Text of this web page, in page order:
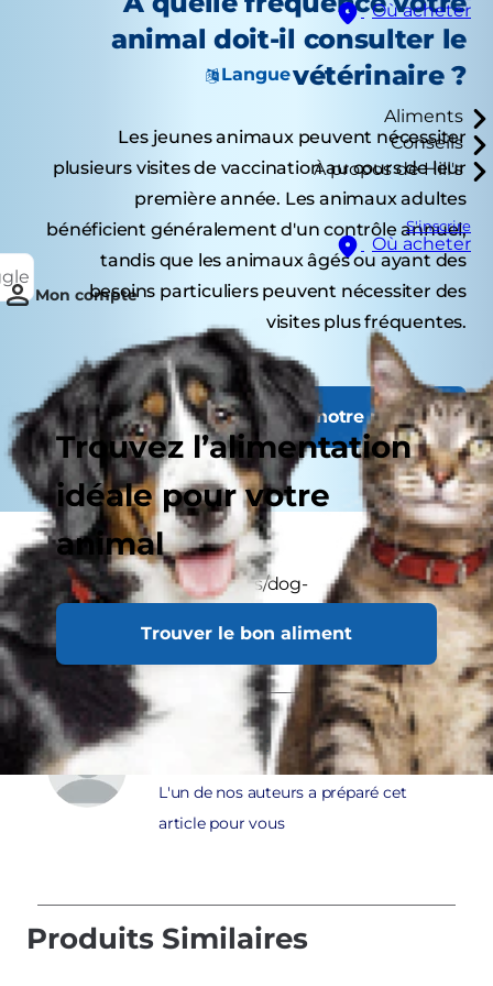
Où acheter
Langue
Aliments
Conseils
À propos de Hill's
S'inscrire
Où acheter
Mon compte
Trouvez l’alimentation
idéale pour votre
animal
Trouver le bon aliment
animal doit-il consulter le
vétérinaire ?
Les jeunes animaux peuvent nécessiter
plusieurs visites de vaccination au cours de leur
première année. Les animaux adultes
bénéficient généralement d'un contrôle annuel,
tandis que les animaux âgés ou ayant des
besoins particuliers peuvent nécessiter des
visites plus fréquentes.
Découvrir notre nutrition
ls-pet/fr_fr/home/products/dog-
food.html#pd|canned|Pouch|Stew">
Author
L'un de nos auteurs a préparé cet
article pour vous
Produits Similaires